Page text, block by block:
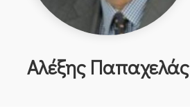
Αλέξης Παπαχελάς